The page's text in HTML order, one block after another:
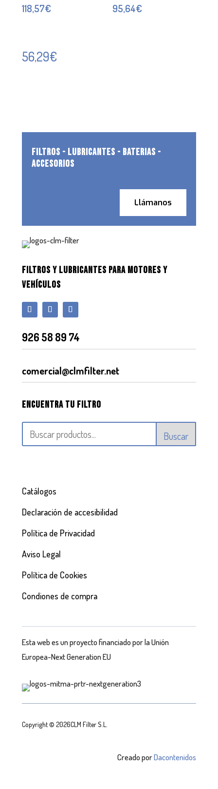
118,57€ 95,64€
56,29€
FILTROS - LUBRICANTES - BATERIAS -
ACCESORIOS
Llámanos
FILTROS Y LUBRICANTES PARA MOTORES Y
VEHÍCULOS
926 58 89 74
comercial@clmfilter.net
Encuentra tu filtro
Buscar
Catálogos
Declaración de accesibilidad
Política de Privacidad
Aviso Legal
Política de Cookies
Condiones de compra
Esta web es un proyecto financiado por la Unión
Europea-Next Generation EU
Copyright © 2026CLM Filter S.L.
Creado porDacontenidos